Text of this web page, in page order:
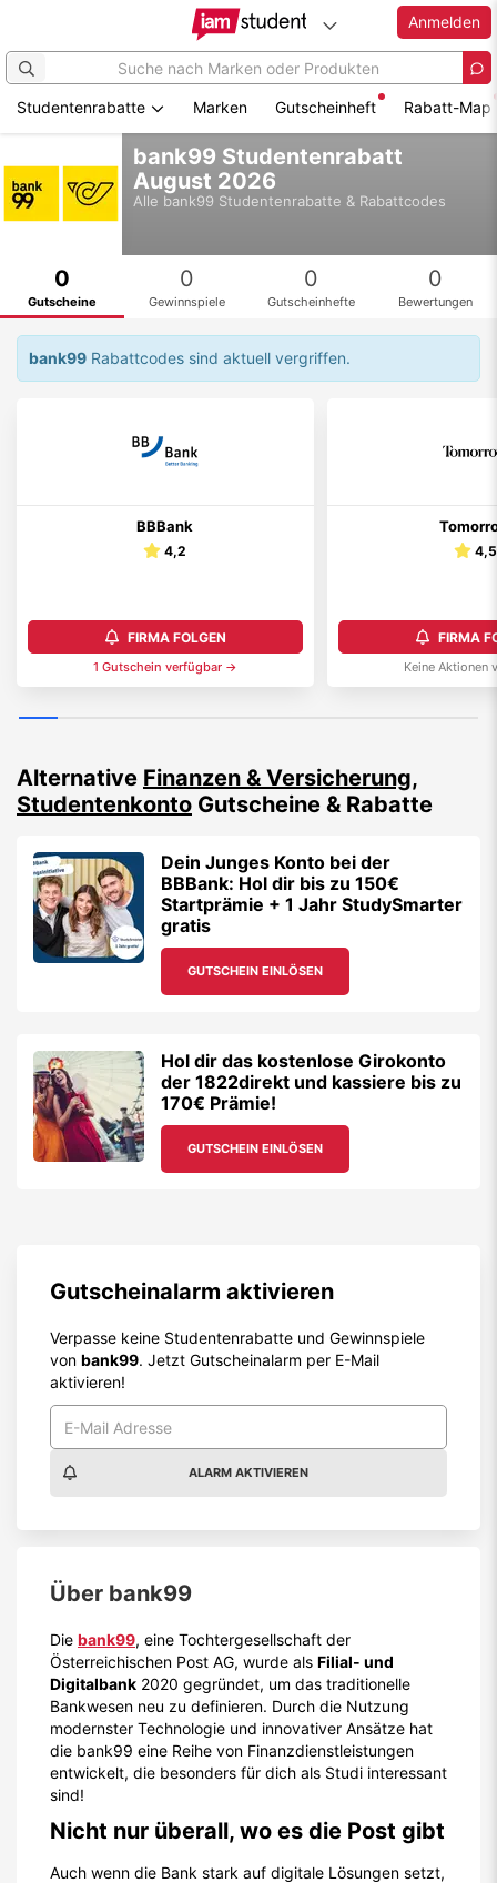
Hauptinhalt
springen
Anmelden
Studentenrabatte Marken Gutscheinheft Rabatt-Map
bank99 Studentenrabatt
August 2026
Alle bank99 Studentenrabatte & Rabattcodes
0
Gutscheine
0
Gewinnspiele
0
Gutscheinhefte
0
Bewertungen
bank99 Rabattcodes sind aktuell vergriffen.
BBBank
4,2
FIRMA FOLGEN
1 Gutschein verfügbar →
4,5
FIRMA
Keine Aktionen
Alternative Finanzen & Versicherung,
Studentenkonto Gutscheine & Rabatte
Dein Junges Konto bei der
BBBank: Hol dir bis zu 150€
Startprämie + 1 Jahr StudySmarter
gratis
GUTSCHEIN EINLÖSEN
Hol dir das kostenlose Girokonto
der 1822direkt und kassiere bis zu
170€ Prämie!
GUTSCHEIN EINLÖSEN
Gutscheinalarm aktivieren
Verpasse keine Studentenrabatte und Gewinnspiele
von bank99. Jetzt Gutscheinalarm per E-Mail
aktivieren!
ALARM AKTIVIEREN
Über bank99
Die bank99, eine Tochtergesellschaft der
Österreichischen Post AG, wurde als Filial- und
Digitalbank 2020 gegründet, um das traditionelle
Bankwesen neu zu definieren. Durch die Nutzung
modernster Technologie und innovativer Ansätze hat
die bank99 eine Reihe von Finanzdienstleistungen
entwickelt, die besonders für dich als Studi interessant
sind!
Nicht nur überall, wo es die Post gibt
Auch wenn die Bank stark auf digitale Lösungen setzt,